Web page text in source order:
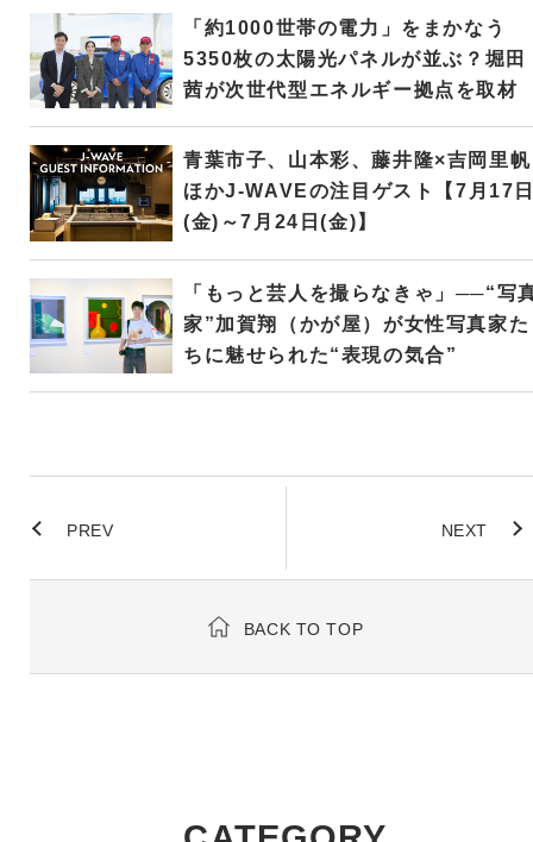
「約1000世帯の電力」をまかなう
5350枚の太陽光パネルが並ぶ？堀田
茜が次世代型エネルギー拠点を取材
青葉市子、山本彩、藤井隆×吉岡里帆
ほかJ-WAVEの注目ゲスト【7月17
(金)～7月24日(金)】
「もっと芸人を撮らなきゃ」──“写
家”加賀翔（かが屋）が女性写真家た
ちに魅せられた“表現の気合”
PREV NEXT
BACK TO TOP